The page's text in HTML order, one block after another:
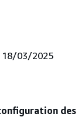
18/03/2025